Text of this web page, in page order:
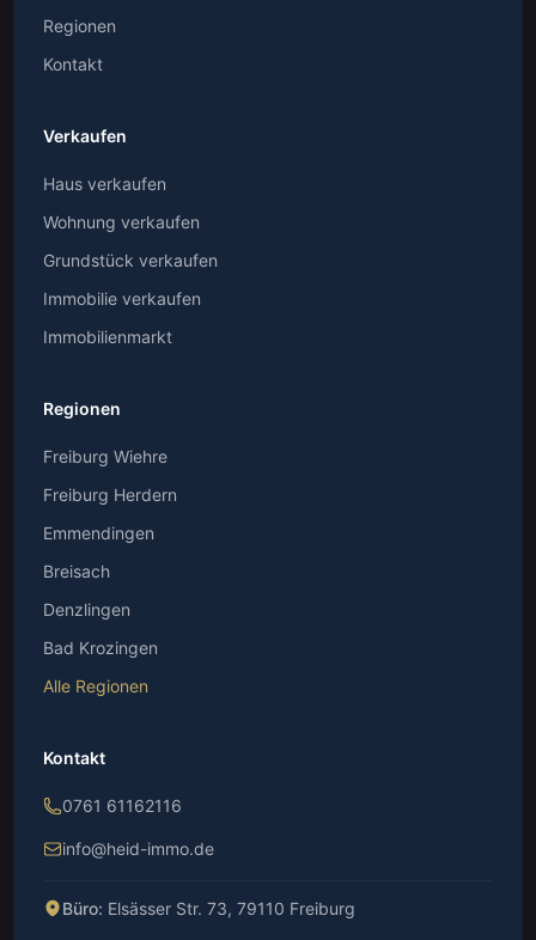
Regionen
Kontakt
Verkaufen
Haus verkaufen
Wohnung verkaufen
Grundstück verkaufen
Immobilie verkaufen
Immobilienmarkt
Regionen
Freiburg Wiehre
Freiburg Herdern
Emmendingen
Breisach
Denzlingen
Bad Krozingen
Alle Regionen
Kontakt
0761 61162116
info@heid-immo.de
Büro: Elsässer Str. 73, 79110 Freiburg